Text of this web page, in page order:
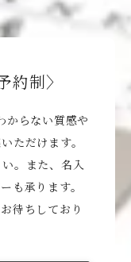
約制〉
からない質感や
ただけます。
。また、名入
も承ります。
待ちしており